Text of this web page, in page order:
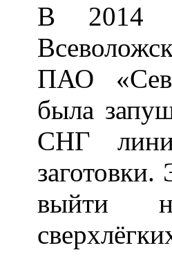
В 2014
ПАО
была
СНГ
выйти